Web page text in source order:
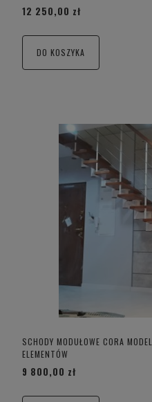
12 250,00 zł
DO KOSZYKA
SCHODY MODUŁOWE CORA
ELEMENTÓW
9 800,00 zł